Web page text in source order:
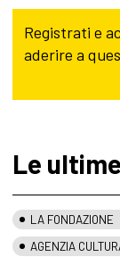
Registrati e
aderire a
Le
LA FONDAZIONE
AGENZIA